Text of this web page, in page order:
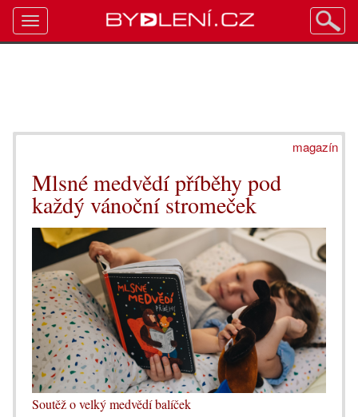
magazín
Mlsné medvědí příběhy pod
každý vánoční stromeček
Soutěž o velký medvědí balíček
Toggle
navigation